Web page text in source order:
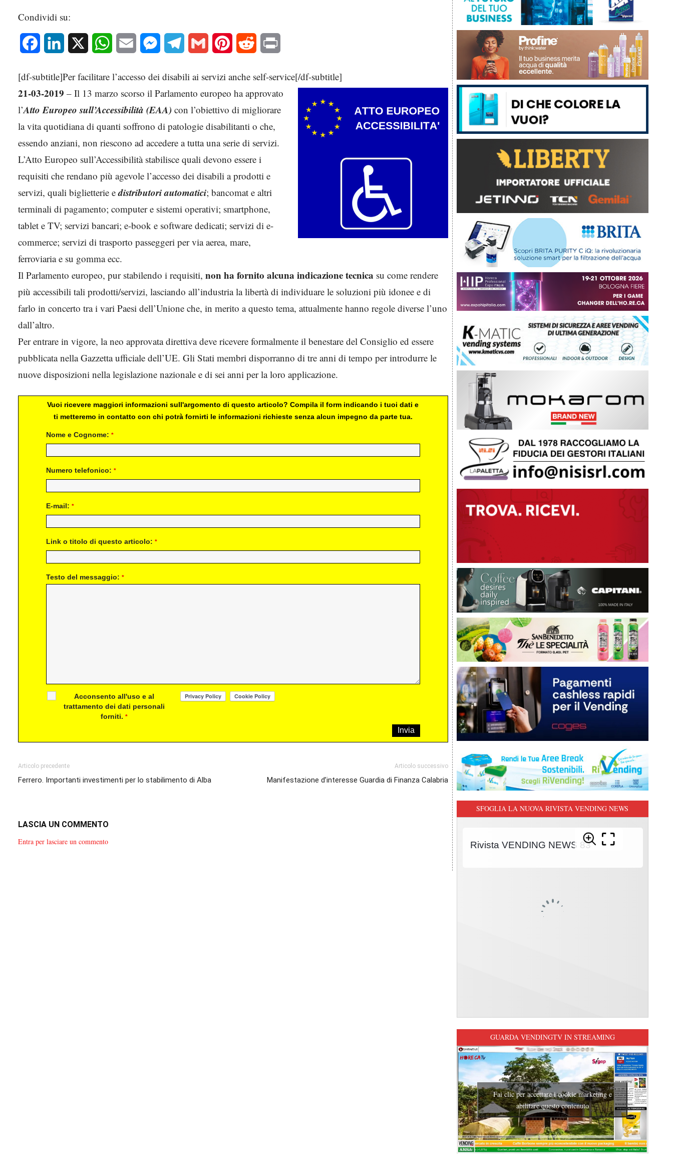
Condividi su:
Facebook LinkedIn WhatsAppEmail MessengerTelegram Gmail Pinterest Reddit
[df-subtitle]Per facilitare l’accesso dei disabili ai servizi anche self-service[/df-subtitle]
21-03-2019 – Il 13 marzo scorso il Parlamento europeo ha approvato
l’Atto Europeo sull’Accessibilità (EAA) con l’obiettivo di migliorare
la vita quotidiana di quanti soffrono di patologie disabilitanti o che,
essendo anziani, non riescono ad accedere a tutta una serie di servizi.
L’Atto Europeo sull’Accessibilità stabilisce quali devono essere i
requisiti che rendano più agevole l’accesso dei disabili a prodotti e
servizi, quali biglietterie edistributori automatici; bancomat e altri
terminali di pagamento; computer e sistemi operativi; smartphone,
tablet e TV; servizi bancari; e-book e software dedicati; servizi di e-
commerce; servizi di trasporto passeggeri per via aerea, mare,
ferroviaria e su gomma ecc.
Il Parlamento europeo, pur stabilendo i requisiti, non ha fornito alcuna indicazione tecnica su come rendere
più accessibili tali prodotti/servizi, lasciando all’industria la libertà di individuare le soluzioni più idonee e di
farlo in concerto tra i vari Paesi dell’Unione che, in merito a questo tema, attualmente hanno regole diverse l’uno
dall’altro.
Per entrare in vigore, la neo approvata direttiva deve ricevere formalmente il benestare del Consiglio ed essere
pubblicata nella Gazzetta ufficiale dell’UE. Gli Stati membri disporranno di tre anni di tempo per introdurre le
nuove disposizioni nella legislazione nazionale e di sei anni per la loro applicazione.
Vuoi ricevere maggiori informazioni sull'argomento di questo articolo? Compila il form indicando i tuoi dati e
ti metteremo in contatto con chi potrà fornirti le informazioni richieste senza alcun impegno da parte tua.
Nome e Cognome: *
Numero telefonico: *
E-mail: *
Link o titolo di questo articolo: *
Testo del messaggio: *
Acconsento all'uso e al
trattamento dei dati personali
forniti.*
Articolo precedente
Ferrero. Importanti investimenti per lo stabilimento di Alba
Articolo successivo
Manifestazione d’interesse Guardia di Finanza Calabria
LASCIA UN COMMENTO
Entra per lasciare un commento
SFOGLIA LA NUOVA RIVISTA VENDING NEWS
GUARDA VENDINGTV IN STREAMING
Fai clic per accettare i cookie marketing e
abilitare questo contenuto